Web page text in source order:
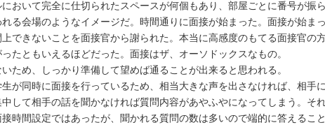
おいて完全に仕切られたスペースが何個もあり、部屋ごとに番号が振
る会場のようなイメージだ。時間通りに面接が始まった。面接が始ま
できないことを面接官から謝られた。本当に高感度のもてる面接官の
たともいえるほどだった。面接はザ、オーソドックスなもの。
ため、しっかり準備して望めば通ることが出来ると思われる。
が同時に面接を行っているため、相当大きな声を出さなければ、相手
して相手の話を聞かなければ質問内容があやふやになってしまう。そ
時間設定ではあったが、聞かれる質問の数は多いので端的に答えるこ